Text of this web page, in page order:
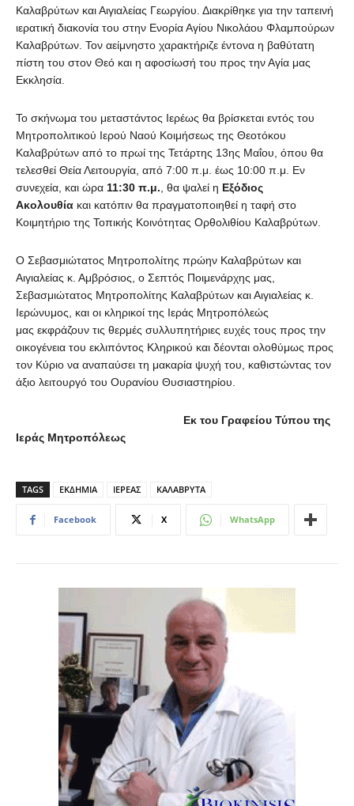
Καλαβρύτων και Αιγιαλείας Γεωργίου. Διακρίθηκε για την ταπεινή
ιερατική διακονία του στην Ενορία Αγίου Νικολάου Φλαμπούρων
Καλαβρύτων. Τον αείμνηστο χαρακτήριζε έντονα η βαθύτατη
πίστη του στον Θεό και η αφοσίωσή του προς την Αγία μας
Εκκλησία.
Το σκήνωμα του μεταστάντος Ιερέως θα βρίσκεται εντός του
Μητροπολιτικού Ιερού Ναού Κοιμήσεως της Θεοτόκου
Καλαβρύτων από το πρωί της Τετάρτης 13ης Μαΐου, όπου θα
τελεσθεί Θεία Λειτουργία, από 7:00 π.μ. έως 10:00 π.μ. Εν
συνεχεία, και ώρα 11:30 π.μ. , θα ψαλεί η Εξόδιος
Ακολουθία και κατόπιν θα πραγματοποιηθεί η ταφή στο
Κοιμητήριο της Τοπικής Κοινότητας Ορθολιθίου Καλαβρύτων.
Ο Σεβασμιώτατος Μητροπολίτης πρώην Καλαβρύτων και
Αιγιαλείας κ. Αμβρόσιος, ο Σεπτός Ποιμενάρχης μας,
Σεβασμιώτατος Μητροπολίτης Καλαβρύτων και Αιγιαλείας κ.
Ιερώνυμος, και οι κληρικοί της Ιεράς Μητροπόλεώς
μας εκφράζουν τις θερμές συλλυπητήριες ευχές τους προς την
οικογένεια του εκλιπόντος Κληρικού και δέονται ολοθύμως προς
τον Κύριο να αναπαύσει τη μακαρία ψυχή του, καθιστώντας τον
άξιο λειτουργό του Ουρανίου Θυσιαστηρίου.
Εκ του Γραφείου Τύπου της
Ιεράς Μητροπόλεως
TAGS ΕΚΔΗΜΙΑ ΙΕΡΕΑΣ ΚΑΛΑΒΡΥΤΑ
Facebook X WhatsApp